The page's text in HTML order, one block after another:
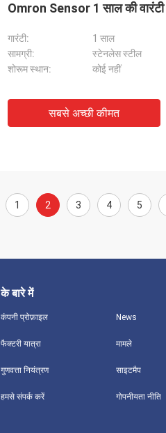
Omron Sensor 1 साल की
गारंटी:
1 साल
सामग्री:
स्टेनलेस स्टील
शोरूम स्थान:
कोई नहीं
सबसे अच्छी कीमत
1 2 3 4 5
के बारे में
कंपनी प्रोफ़ाइल
फैक्टरी यात्रा
गुणवत्ता नियंत्रण
हमसे संपर्क करें
News
मामले
साइटमैप
गोपनीयता नीति